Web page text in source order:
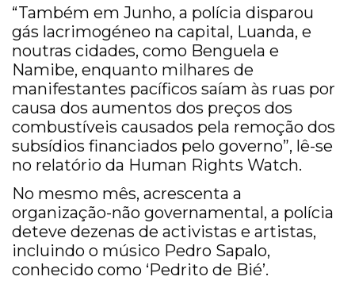
“Também em Junho, a polícia disparou
gás lacrimogéneo na capital, Luanda, e
noutras cidades, como Benguela e
Namibe, enquanto milhares de
manifestantes pacíficos saíam às ruas por
causa dos aumentos dos preços dos
combustíveis causados pela remoção dos
subsídios financiados pelo governo”, lê-se
no relatório da Human Rights Watch.
No mesmo mês, acrescenta a
organização-não governamental, a polícia
deteve dezenas de activistas e artistas,
incluindo o músico Pedro Sapalo,
conhecido como ‘Pedrito de Bié’.